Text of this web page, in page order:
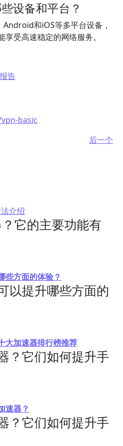
设备和平台？
和iOS等多平台设备，
受高速稳定的网络服务。
告
basic
后一个
介绍
它的主要功能有
些方面的体验？
以提升哪些方面的
大加速器排行榜推荐
？它们如何提升手
速器？
？它们如何提升手